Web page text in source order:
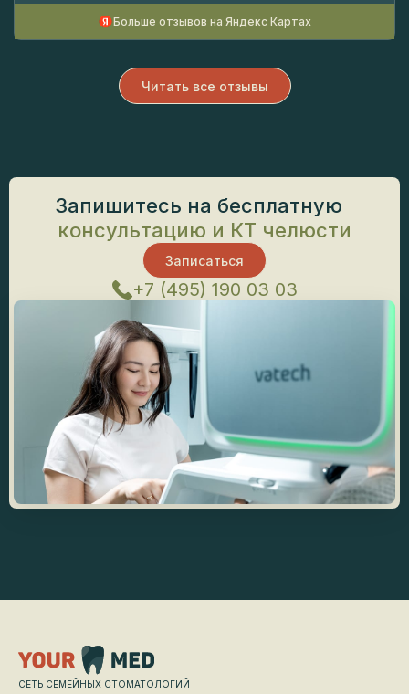
Больше отзывов на Яндекс Картах
Читать все отзывы
Запишитесь на бесплатную
консультацию и КТ челюсти
Записаться
+7 (495) 190 03 03
СЕТЬ СЕМЕЙНЫХ СТОМАТОЛОГИЙ